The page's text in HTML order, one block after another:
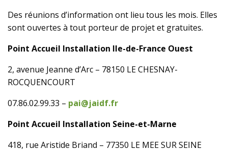
Des réunions d’information ont lieu tous les mois. Elles
sont ouvertes à tout porteur de projet et gratuites.
Point Accueil Installation Ile-de-France Ouest
2, avenue Jeanne d’Arc – 78150 LE CHESNAY-
ROCQUENCOURT
07.86.02.99.33 – pai@jaidf.fr
Point Accueil Installation Seine-et-Marne
418, rue Aristide Briand – 77350 LE MEE SUR SEINE